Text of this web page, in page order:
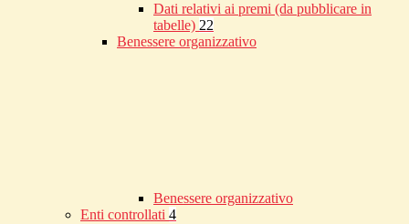
Dati relativi ai premi (da pubblicare in
tabelle) 22
Benessere organizzativo
Benessere organizzativo
Enti controllati 4